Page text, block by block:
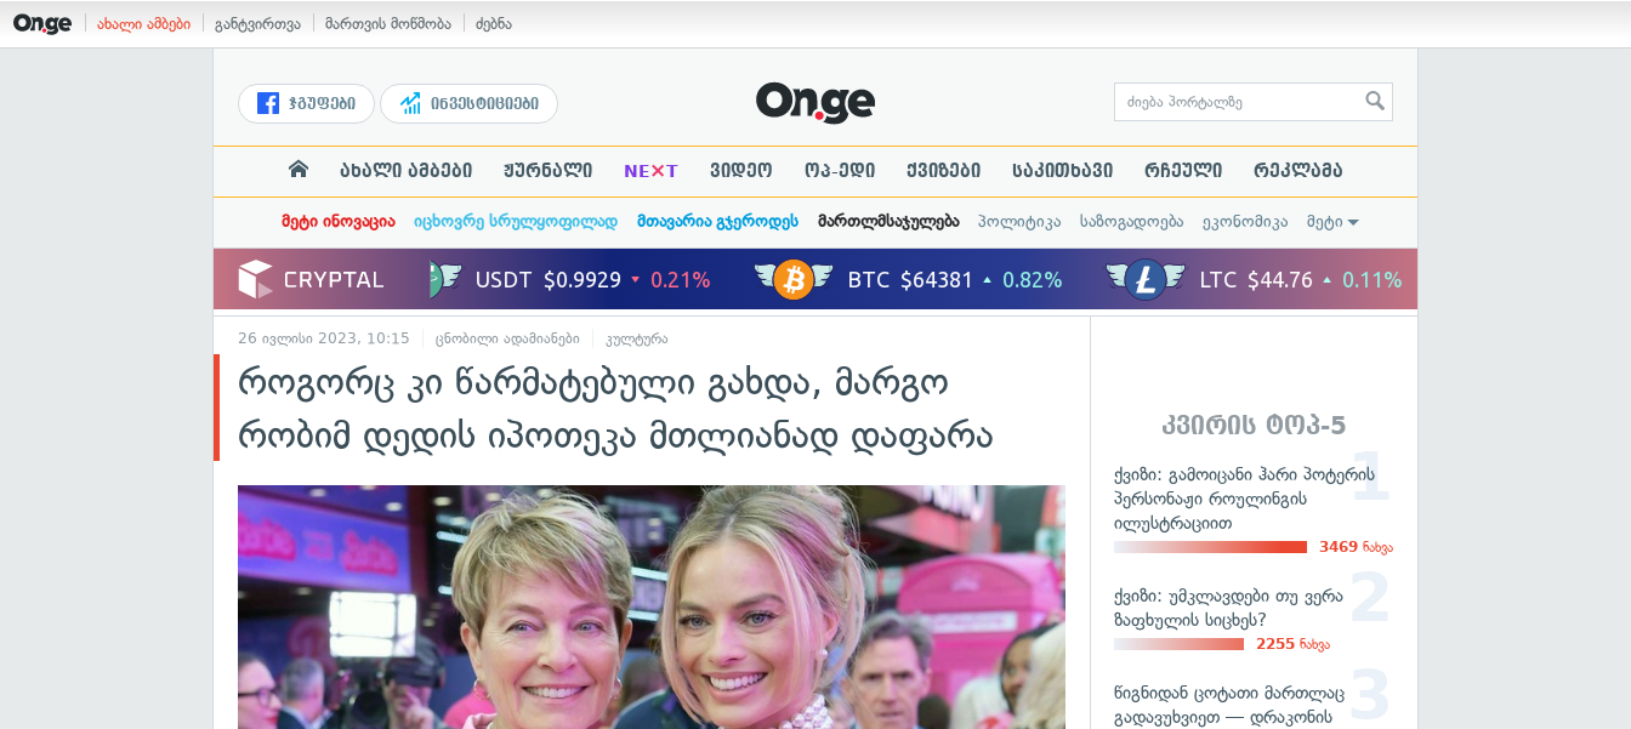
ახალი ამბები განტვირთვა მართვის მოწმობა ძებნა
ჯგუფები ინვესტიციები
ახალი ამბები ჟურნალი NE×T ვიდეო ოპ-ედი ქვიზები საკითხავი რჩეული რეკლამა
მეტი ინოვაცია იცხოვრე სრულყოფილად მთავარია გჯეროდეს მართლმსაჯულება პოლიტიკა საზოგადოება ეკონომიკა მეტი
26 ივლისი 2023, 10:15 ცნობილი ადამიანები კულტურა
როგორც კი წარმატებული გახდა, მარგო
რობიმ დედის იპოთეკა მთლიანად დაფარა
კვირის ტოპ-5
ქვიზი: გამოიცანი ჰარი პოტერის
პერსონაჟი როულინგის
ილუსტრაციით
3469 ნახვა
ქვიზი: უმკლავდები თუ ვერა
ზაფხულის სიცხეს?
2255 ნახვა
წიგნიდან ცოტათი მართლაც
გადავუხვიეთ — დრაკონის